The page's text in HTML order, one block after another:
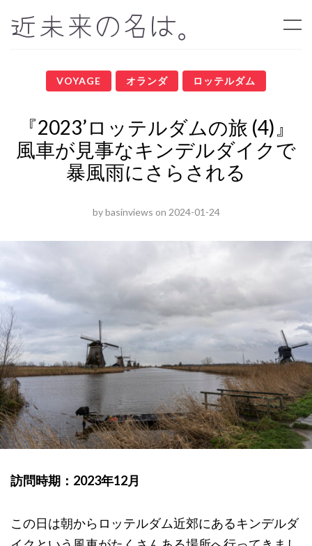
近未来の名は。
VOYAGE オランダ ロッテルダム
『2023’ロッテルダムの旅 (4)』
風車が見事なキンデルダイクで
暴風雨にさらされる
bybasinviews on 2024-01-24
訪問時期：2023年12月
この日は朝からロッテルダム近郊にあるキンデルダ